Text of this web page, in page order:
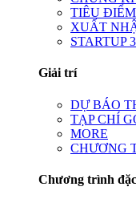
TIÊU
XUẤT
STARTUP
Giải trí
DỰ BÁO
TẠP CHÍ
MORE
CHƯƠNG
Chương trình